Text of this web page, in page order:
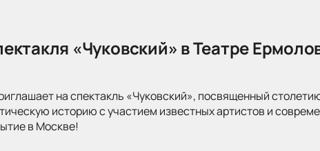
«Чуковский» в Театре
на спектакль «Чуковский», посвященный
историю с участием известных артистов и
в Москве!